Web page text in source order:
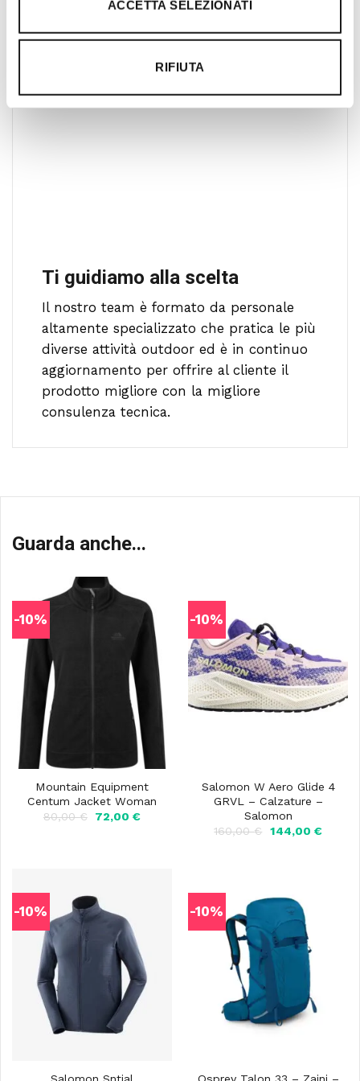
ACCETTA SELEZIONATI
RIFIUTA
Ti guidiamo alla scelta
Il nostro team è formato da personale
altamente specializzato che pratica le più
diverse attività outdoor ed è in continuo
aggiornamento per offrire al cliente il
prodotto migliore con la migliore
consulenza tecnica.
Guarda anche...
-10%
Mountain Equipment
Centum Jacket Woman
80,00€
Il
72,00€Il
-10%
Salomon W Aero Glide 4
GRVL – Calzature –
Salomon
160,00€
Il
144,00 €Il
-10%
Salomon Sntial
-10%
Osprey Talon 33 – Zaini –